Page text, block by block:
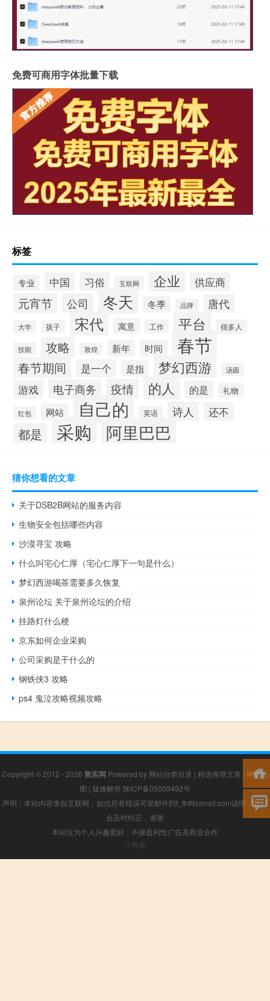
免费可商用字体批量下载
标签
专业 中国 习俗 互联网 企业 供应商
元宵节 公司 冬天 冬季 品牌 唐代
大学 孩子 宋代 寓意 工作 平台 很多人
技能 攻略 敦煌 新年 时间 春节
春节期间 是一个 是指 梦幻西游 汤圆
游戏 电子商务 疫情 的人 的是 礼物
红包 网站 自己的 英语 诗人 还不
都是 采购 阿里巴巴
猜你想看的文章
关于DSB2B网站的服务内容
生物安全包括哪些内容
沙漠寻宝 攻略
什么叫宅心仁厚（宅心仁厚下一句是什么）
梦幻西游喝茶需要多久恢复
泉州论坛 关于泉州论坛的介绍
挂路灯什么梗
京东如何企业采购
公司采购是干什么的
钢铁侠3 攻略
ps4 鬼泣攻略视频攻略
Copyright © 2012 - 2026 敦实网 Powered by 网站分类目录 | 精选推荐文章 | 网站地
图 | 疑难解答 陕ICP备05009492号
声明：本站内容来自互联网，如信息有错误可发邮件到f_fb#foxmail.com说明，我们
会及时纠正，谢谢
本站仅为个人兴趣爱好，不接盈利性广告及商业合作
小男孩